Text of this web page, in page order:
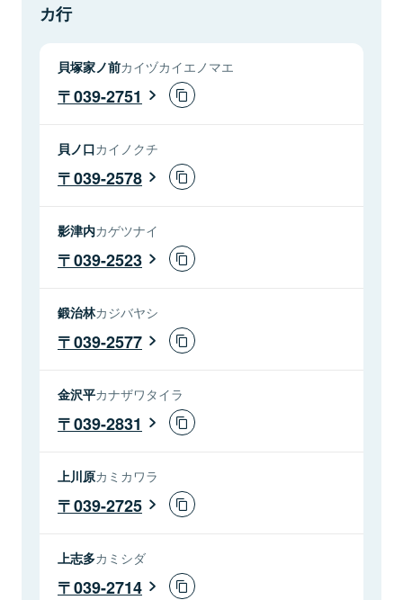
カ行
貝塚家ノ前カイヅカイエノマエ
039-2751
貝ノ口カイノクチ
039-2578
影津内カゲツナイ
039-2523
鍛治林カジバヤシ
039-2577
金沢平カナザワタイラ
039-2831
上川原カミカワラ
039-2725
上志多カミシダ
039-2714